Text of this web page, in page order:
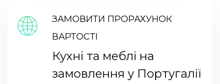
ЗАМОВИТИ ПРОРАХУНОК
ВАРТОСТІ
Кухні та меблі на
замовлення у Португалії